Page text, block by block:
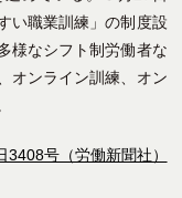
い職業訓練」の制度設
様なシフト制労働者な
オンライン訓練、オン
号（労働新聞社）